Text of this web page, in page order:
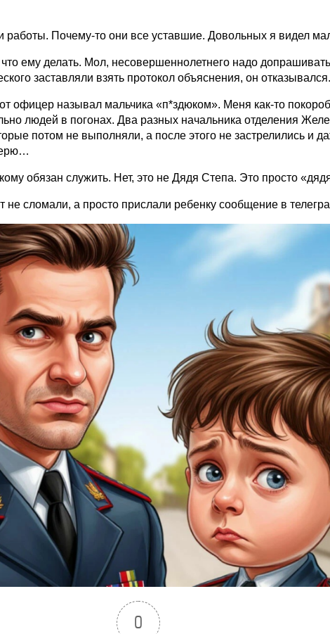
работы. Почему-то они все уставшие. Довольных я видел
ему делать. Мол, несовершеннолетнего надо допрашивать
заставляли взять протокол объяснения, он отказывался.
офицер называл мальчика «п*здюком». Меня как-то
людей в погонах. Два разных начальника отделения
потом не выполняли, а после этого не застрелились и
обязан служить. Нет, это не Дядя Степа. Это просто
не сломали, а просто прислали ребенку сообщение в
0